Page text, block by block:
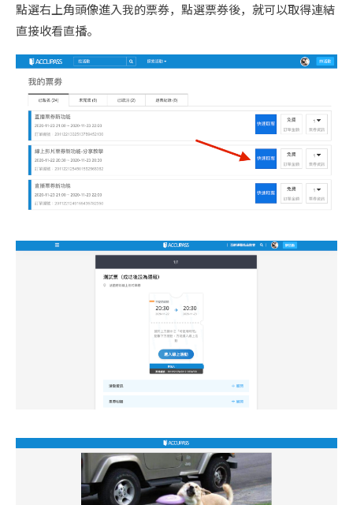
點選右上角頭像進入我的票券，點選票券後，就可以取得連結
直接收看直播。